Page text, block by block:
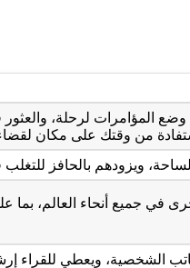
المؤامرات لرحلة،
من وقتك على مكان
ويزودهم بالحافز
في جميع أنحاء العالم، بما
الشخصية، ويعطي للقراء